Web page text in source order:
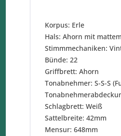
Korpus: Erle
Hals: Ahorn mit
Stimmmechaniken:
Bünde: 22
Griffbrett: Ahorn
Tonabnehmer: S-S-S
Schlagbrett: Weiß
Sattelbreite: 42mm
Mensur: 648mm